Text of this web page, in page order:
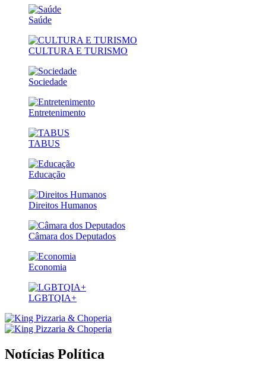
Saúde
CULTURA E TURISMO
Sociedade
Entretenimento
TABUS
Educação
Direitos Humanos
Câmara dos Deputados
Economia
LGBTQIA+
Notícias Política